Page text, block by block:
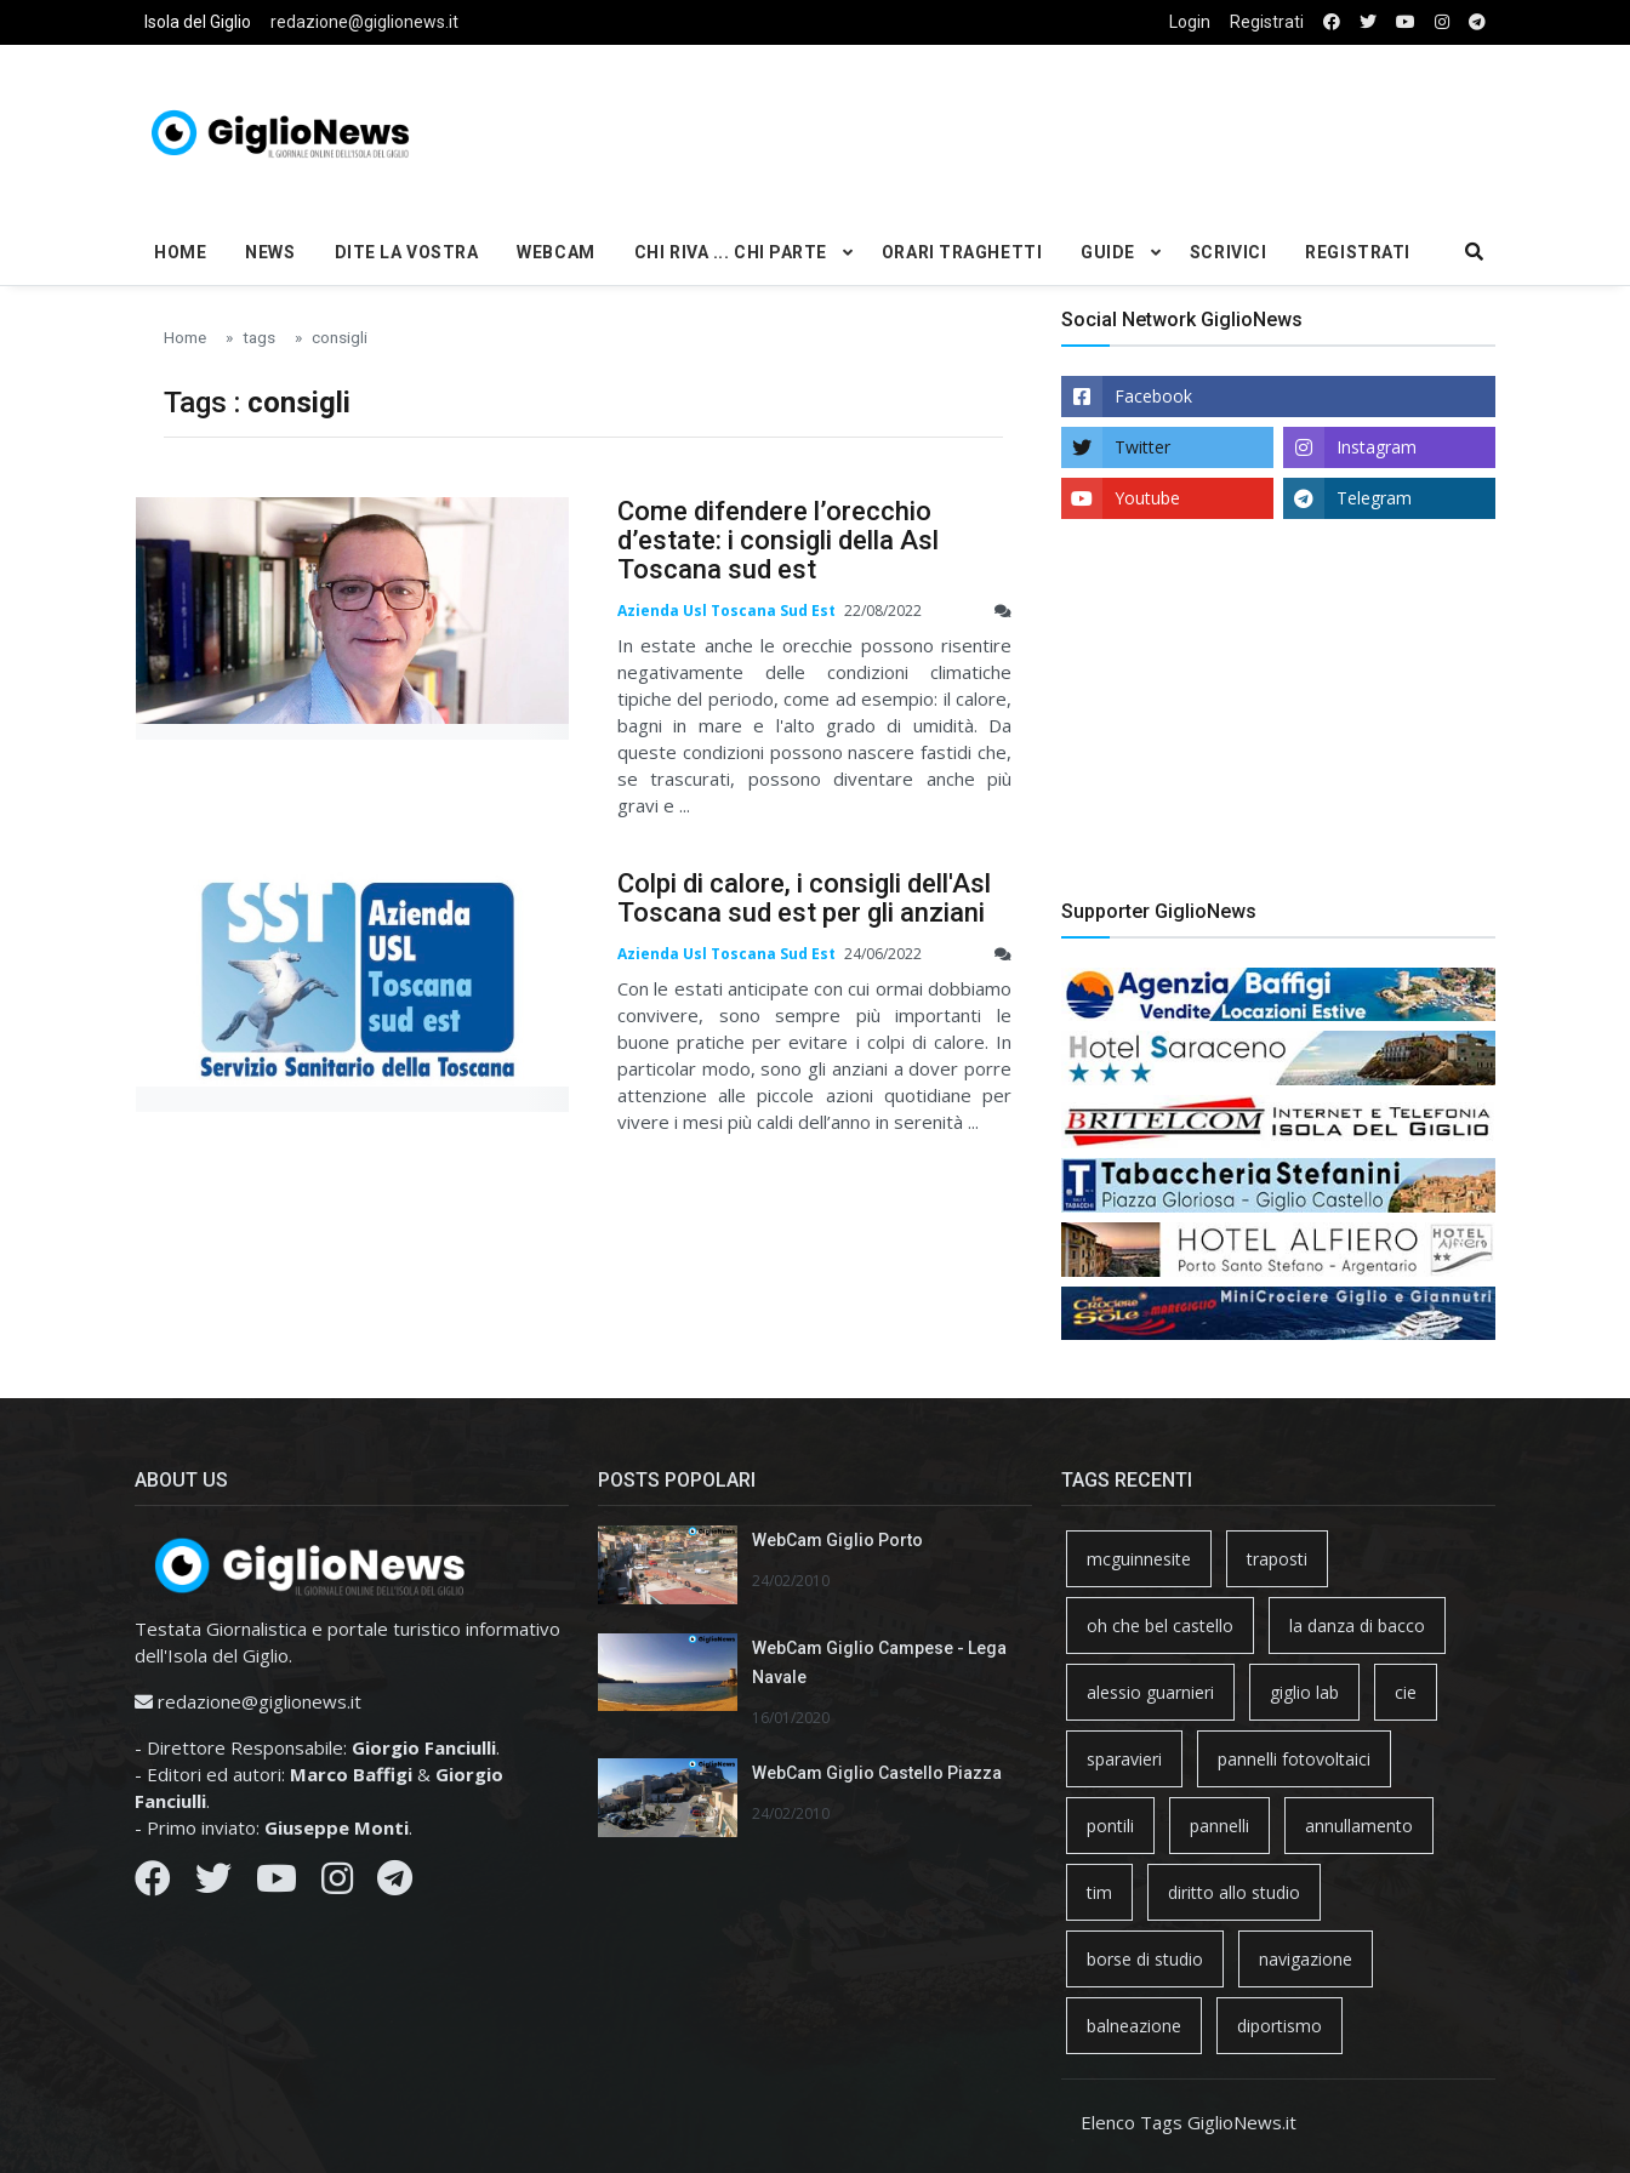
Skip to main content
Isola del Giglio redazione@giglionews.it Login Registrati
HOME NEWS DITE LA VOSTRA WEBCAM CHI RIVA ... CHI PARTE ORARI TRAGHETTI GUIDE SCRIVICI REGISTRATI
Home tags consigli
Tags : consigli
Come difendere l’orecchio
d’estate: i consigli della Asl
Toscana sud est
Azienda Usl Toscana Sud Est 22/08/2022
In estate anche le orecchie possono risentire
negativamente delle condizioni climatiche
tipiche del periodo, come ad esempio: il calore,
bagni in mare e l'alto grado di umidità. Da
queste condizioni possono nascere fastidi che,
se trascurati, possono diventare anche più
gravi e ...
Colpi di calore, i consigli dell'Asl
Toscana sud est per gli anziani
Azienda Usl Toscana Sud Est 24/06/2022
Con le estati anticipate con cui ormai dobbiamo
convivere, sono sempre più importanti le
buone pratiche per evitare i colpi di calore. In
particolar modo, sono gli anziani a dover porre
attenzione alle piccole azioni quotidiane per
vivere i mesi più caldi dell’anno in serenità ...
Social Network GiglioNews
Facebook
Twitter Instagram
Youtube Telegram
Supporter GiglioNews
ABOUT US
Testata Giornalistica e portale turistico informativo
dell'Isola del Giglio.
redazione@giglionews.it
- Direttore Responsabile: Giorgio Fanciulli.
- Editori ed autori: Marco Baffigi & Giorgio
Fanciulli.
- Primo inviato: Giuseppe Monti.
POSTS POPOLARI
WebCam Giglio Porto
24/02/2010
WebCam Giglio Campese - Lega
Navale
16/01/2020
WebCam Giglio Castello Piazza
24/02/2010
TAGS RECENTI
mcguinnesite traposti
oh che bel castello la danza di bacco
alessio guarnieri giglio lab cie
sparavieri pannelli fotovoltaici
pontili pannelli annullamento
tim diritto allo studio
borse di studio navigazione
balneazione diportismo
Elenco Tags GiglioNews.it